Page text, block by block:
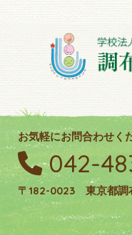
お気軽にお問合わせく
042-
〒182-0023 東京都調